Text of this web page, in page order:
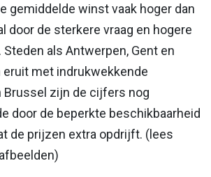
gemiddelde winst vaak hoger dan
door de sterkere vraag en hogere
als Antwerpen, Gent en
eruit met indrukwekkende
Brussel zijn de cijfers nog
door de beperkte beschikbaarheid
de prijzen extra opdrijft. (lees